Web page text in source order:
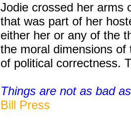
Jodie crossed her arms
that was part of her
either her or any of the
the moral dimensions
of political correctness.
Things are not as bad
Bill Press